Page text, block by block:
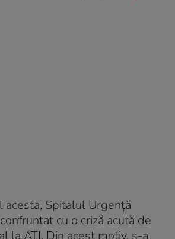
acesta, Spitalul Urgenţă
cu o criză acută de
la ATI. Din acest motiv, s-a